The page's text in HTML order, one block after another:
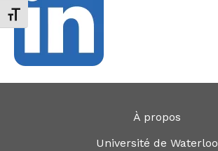
Changer la taille de la police
À propos
Université de Waterloo